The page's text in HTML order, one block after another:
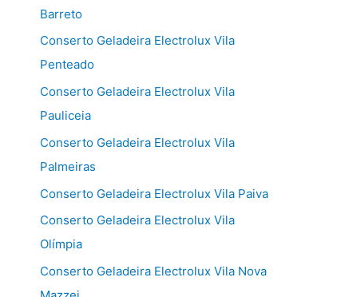
Barreto
Conserto Geladeira Electrolux Vila
Penteado
Conserto Geladeira Electrolux Vila
Pauliceia
Conserto Geladeira Electrolux Vila
Palmeiras
Conserto Geladeira Electrolux Vila Paiva
Conserto Geladeira Electrolux Vila
Olímpia
Conserto Geladeira Electrolux Vila Nova